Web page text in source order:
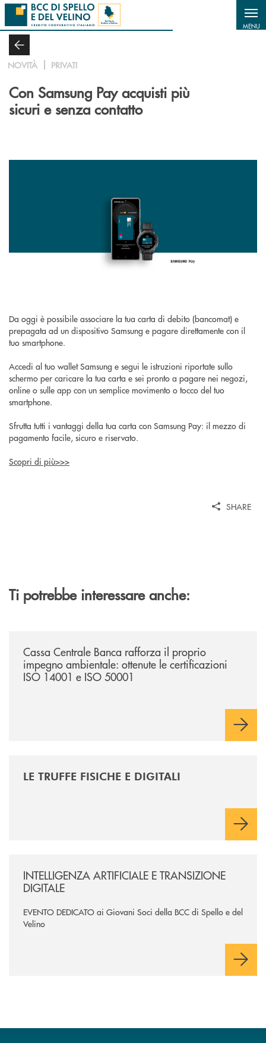
Salta al contenuto principale
MENU
NOVITÀ PRIVATI
Con Samsung Pay acquisti più
sicuri e senza contatto
Da oggi è possibile associare la tua carta di debito (bancomat) e
prepagata ad un dispositivo Samsung e pagare direttamente con il
tuo smartphone.
Accedi al tuo wallet Samsung e segui le istruzioni riportate sullo
schermo per caricare la tua carta e sei pronto a pagare nei negozi,
online o sulle app con un semplice movimento o tocco del tuo
smartphone.
Sfrutta tutti i vantaggi della tua carta con Samsung Pay: il mezzo di
pagamento facile, sicuro e riservato.
Scopri di più>>>
SHARE
Ti potrebbe interessare anche:
Cassa Centrale Banca rafforza il proprio
impegno ambientale: ottenute le certificazioni
ISO 14001 e ISO 50001
LE TRUFFE FISICHE E DIGITALI
INTELLIGENZA ARTIFICIALE E TRANSIZIONE
DIGITALE
EVENTO DEDICATO ai Giovani Soci della BCC di Spello e del
Velino